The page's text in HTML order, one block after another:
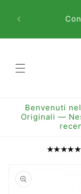
ai contenuti
Benvenuti
Originali —
★★★★★
informazioni
sul prodotto